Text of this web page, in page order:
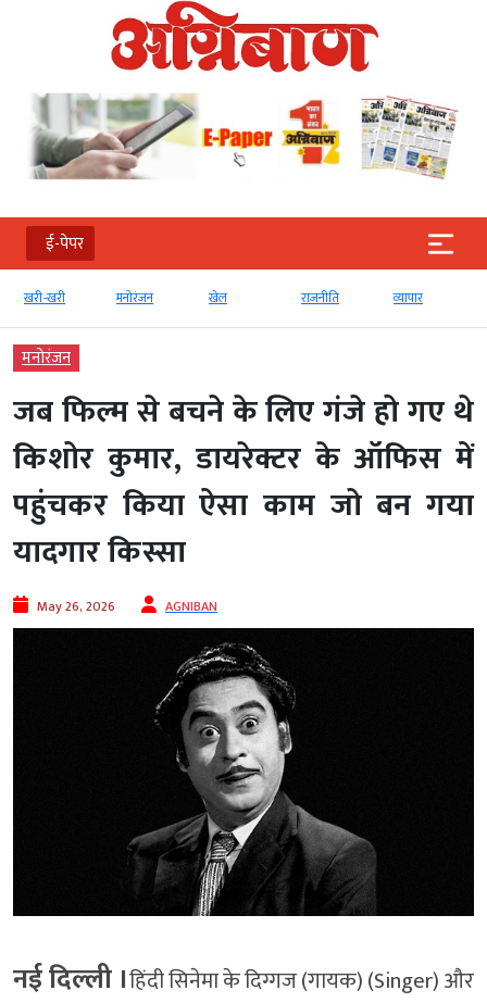
ई-पेपर
खरी-खरी मनोरंजन खेल राजनीति व्‍यापार
मनोरंजन
जब फिल्म से बचने के लिए गंजे हो गए थे
किशोर कुमार, डायरेक्टर के ऑफिस में
पहुंचकर किया ऐसा काम जो बन गया
यादगार किस्सा
May 26, 2026 AGNIBAN
नई दिल्ली ।हिंदी सिनेमा के दिग्गज (गायक) (Singer) और